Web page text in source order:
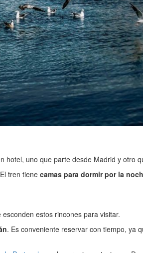
uno que parte desde Madrid y otro
tren tiene camas para dormir por la
estos rincones para visitar.
. Es conveniente reservar con tiempo, ya